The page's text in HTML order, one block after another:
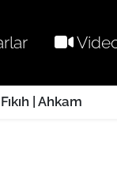
Fıkıh | Ahkam